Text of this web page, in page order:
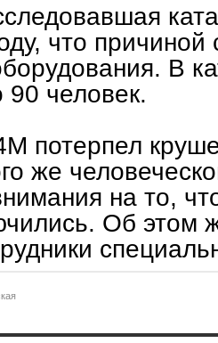
что причиной
В
90 человек.
потерпел
же
на то,
Об этом